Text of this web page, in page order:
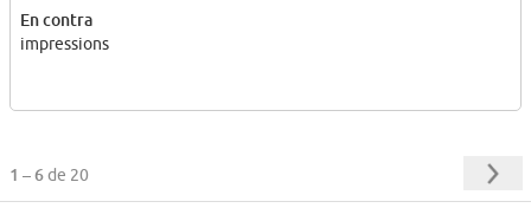
En contra
impressions
1 – 6de 20